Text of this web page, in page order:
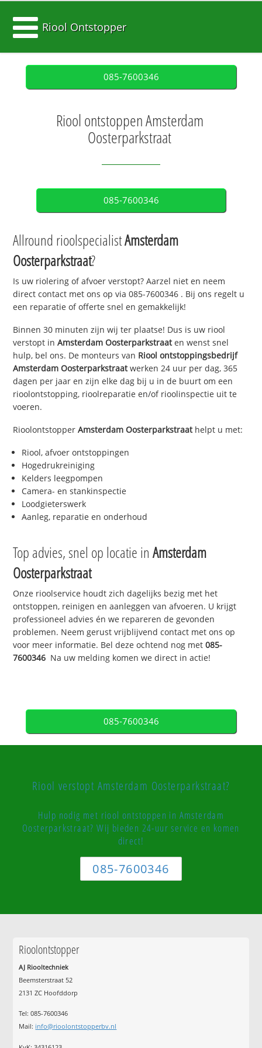
Riool Ontstopper
085-7600346
Riool ontstoppen Amsterdam
Oosterparkstraat
085-7600346
Allround rioolspecialistAmsterdam
Oosterparkstraat?
Is uw riolering of afvoer verstopt? Aarzel niet en neem
direct contact met ons op via085-7600346 . Bij ons regelt u
een reparatie of offerte snel en gemakkelijk!
Binnen 30 minuten zijn wij ter plaatse! Dus is uw riool
verstopt inAmsterdam Oosterparkstraaten wenst snel
hulp, bel ons. De monteurs van Riool ontstoppingsbedrijf
Amsterdam Oosterparkstraat werken 24 uur per dag, 365
dagen per jaar en zijn elke dag bij u in de buurt om een
rioolontstopping, rioolreparatie en/of rioolinspectie uit te
voeren.
RioolontstopperAmsterdam Oosterparkstraathelpt u met:
Riool, afvoer ontstoppingen
Hogedrukreiniging
Kelders leegpompen
Camera- en stankinspectie
Loodgieterswerk
Aanleg, reparatie en onderhoud
Top advies, snel op locatie inAmsterdam
Oosterparkstraat
Onze rioolservice houdt zich dagelijks bezig met het
ontstoppen, reinigen en aanleggen van afvoeren. U krijgt
professioneel advies én we repareren de gevonden
problemen. Neem gerust vrijblijvend contact met ons op
voor meer informatie. Bel deze ochtend nog met085-
7600346 Na uw melding komen we direct in actie!
085-7600346
Riool verstopt Amsterdam Oosterparkstraat?
Hulp nodig met riool ontstoppen in Amsterdam
Oosterparkstraat? Wij bieden 24-uur service en komen
direct!
085-7600346
Rioolontstopper
AJ Riooltechniek
Beemsterstraat 52
2131 ZC Hoofddorp
Tel:085-7600346
Mail: info@rioolontstopperbv.nl